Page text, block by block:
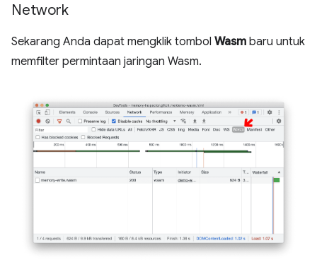
Network
Sekarang Anda dapat mengklik tombol Wasm baru untuk
memfilter permintaan jaringan Wasm.